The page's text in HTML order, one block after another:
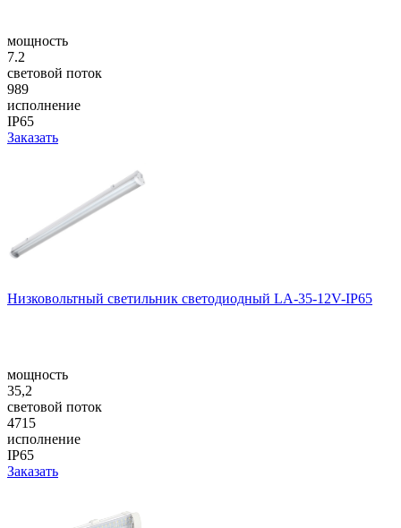
мощность
7.2
световой поток
989
исполнение
IP65
Заказать
Низковольтный светильник светодиодный LA-35-12V-IP65
мощность
35,2
световой поток
4715
исполнение
IP65
Заказать